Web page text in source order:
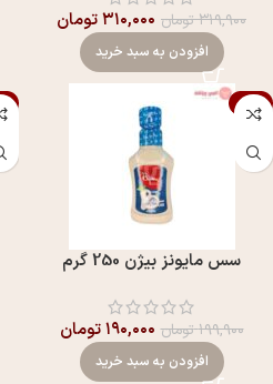
۳۱۹,۹۰۰تومان ۳۱۰,۰۰۰تومان
افزودن به سبد خرید
-5%
سس مایونز بیژن 250 گرم
۱۹۹,۹۰۰تومان ۱۹۰,۰۰۰تومان
افزودن به سبد خرید